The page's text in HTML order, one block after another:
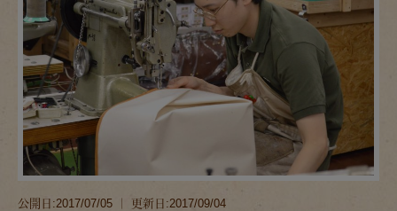
公開日:2017/07/05 ｜ 更新日:2017/09/04